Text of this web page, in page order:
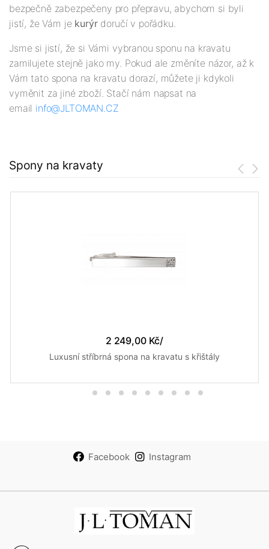
bezpečně zabezpečeny pro přepravu, abychom si byli
jistí, že Vám je kurýr doručí v pořádku.
Jsme si jistí, že si Vámi vybranou sponu na kravatu
zamilujete stejně jako my. Pokud ale změníte názor, až k
Vám tato spona na kravatu dorazí, můžete ji kdykoli
vyměnit za jiné zboží. Stačí nám napsat na
email info@JLTOMAN.CZ
Spony na kravaty
2 249,00 Kč/
Luxusní stříbrná spona na kravatu s křištály
Facebook Instagram